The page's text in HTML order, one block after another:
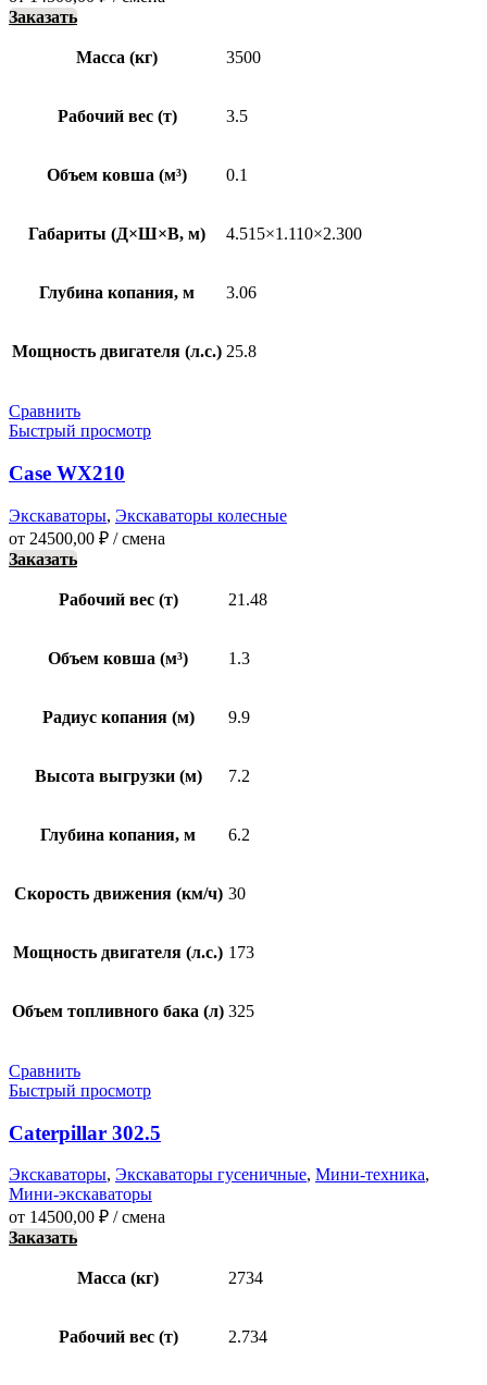
Заказать
Масса (кг) 3500
Рабочий вес (т) 3.5
Объем ковша (м³) 0.1
Габариты (Д×Ш×В, м) 4.515×1.110×2.300
Глубина копания, м 3.06
Мощность двигателя (л.с.) 25.8
Сравнить
Быстрый просмотр
Case WX210
Экскаваторы, Экскаваторы колесные
от 24500,00 ₽ / смена
Заказать
Рабочий вес (т) 21.48
Объем ковша (м³) 1.3
Радиус копания (м) 9.9
Высота выгрузки (м) 7.2
Глубина копания, м 6.2
Скорость движения (км/ч) 30
Мощность двигателя (л.с.) 173
Объем топливного бака (л) 325
Сравнить
Быстрый просмотр
Caterpillar 302.5
Экскаваторы, Экскаваторы гусеничные, Мини-техника,
Мини-экскаваторы
от 14500,00 ₽ / смена
Заказать
Масса (кг) 2734
Рабочий вес (т) 2.734